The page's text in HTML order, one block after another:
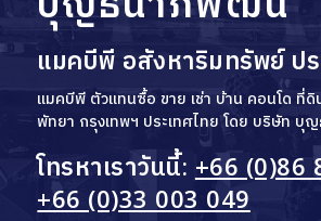
แมคบีพี อสังหาริมทรัพย์ ปร
แมคบีพี ตัวแทนซื้อ ขาย เช่า บ้าน คอนโด ที่
พัทยา กรุงเทพฯ ประเทศไทย โดย บริษัท
โทรหาเราวันนี้: +66 (0)86
+66 (0)33 003 049